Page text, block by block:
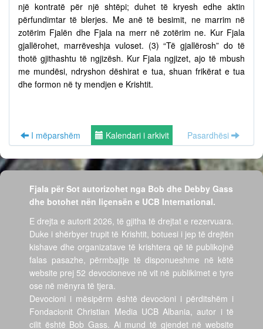
një kontratë për një shtëpi; duhet të kryesh edhe aktin
përfundimtar të blerjes. Me anë të besimit, ne marrim në
zotërim Fjalën dhe Fjala na merr në zotërim ne. Kur Fjala
gjallërohet, marrëveshja vuloset. (3) “Të gjallërosh” do të
thotë gjithashtu të ngjizësh. Kur Fjala ngjizet, ajo të mbush
me mundësi, ndryshon dëshirat e tua, shuan frikërat e tua
dhe formon në ty mendjen e Krishtit.
I mëparshëm Kalendari i arkivit Pasardhësi
Fjala për Sot autorizohet nga Bob dhe Debby Gass
dhe botohet nën liçensën e UCB International.
E drejta e autorit 2026, të gjitha të drejtat e rezervuara.
Duke i shërbyer trupit të Krishtit, botuesi i jep të drejtën
kishave dhe organizatave të krishtera që të publikojnë
falas pasazhe, përmbajtje të disponueshme në këtë
website prej 52 devocioneve në vit në publikimet e tyre
ose në mënyra të tjera.
Devocioni i mësipërm është devocioni i përditshëm i
Fondacionit Christian Media UCB Albania, autor i të
cilit është Bob Gass. Ai mund të gjendet në website